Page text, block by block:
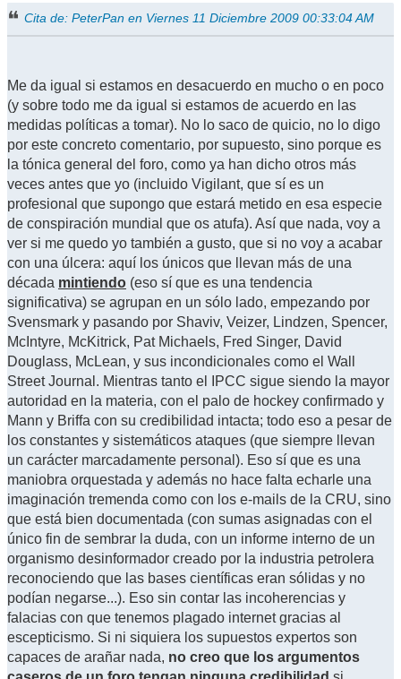
Cita de: PeterPan en Viernes 11 Diciembre 2009 00:33:04 AM
Me da igual si estamos en desacuerdo en mucho o en poco
(y sobre todo me da igual si estamos de acuerdo en las
medidas políticas a tomar). No lo saco de quicio, no lo digo
por este concreto comentario, por supuesto, sino porque es
la tónica general del foro, como ya han dicho otros más
veces antes que yo (incluido Vigilant, que sí es un
profesional que supongo que estará metido en esa especie
de conspiración mundial que os atufa). Así que nada, voy a
ver si me quedo yo también a gusto, que si no voy a acabar
con una úlcera: aquí los únicos que llevan más de una
década mintiendo (eso sí que es una tendencia
significativa) se agrupan en un sólo lado, empezando por
Svensmark y pasando por Shaviv, Veizer, Lindzen, Spencer,
McIntyre, McKitrick, Pat Michaels, Fred Singer, David
Douglass, McLean, y sus incondicionales como el Wall
Street Journal. Mientras tanto el IPCC sigue siendo la mayor
autoridad en la materia, con el palo de hockey confirmado y
Mann y Briffa con su credibilidad intacta; todo eso a pesar de
los constantes y sistemáticos ataques (que siempre llevan
un carácter marcadamente personal). Eso sí que es una
maniobra orquestada y además no hace falta echarle una
imaginación tremenda como con los e-mails de la CRU, sino
que está bien documentada (con sumas asignadas con el
único fin de sembrar la duda, con un informe interno de un
organismo desinformador creado por la industria petrolera
reconociendo que las bases científicas eran sólidas y no
podían negarse...). Eso sin contar las incoherencias y
falacias con que tenemos plagado internet gracias al
escepticismo. Si ni siquiera los supuestos expertos son
capaces de arañar nada, no creo que los argumentos